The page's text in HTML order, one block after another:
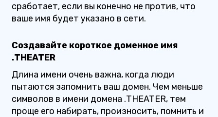
сработает, если вы конечно не против, что
ваше имя будет указано в сети.
Создавайте короткое доменное имя
.THEATER
Длина имени очень важна, когда люди
пытаются запомнить ваш домен. Чем меньше
символов в имени домена .THEATER, тем
проще его набирать, произносить, помнить и